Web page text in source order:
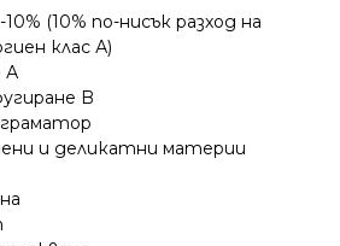
(10% по-нисък разход на
клас А)
А
B
и деликатни материи